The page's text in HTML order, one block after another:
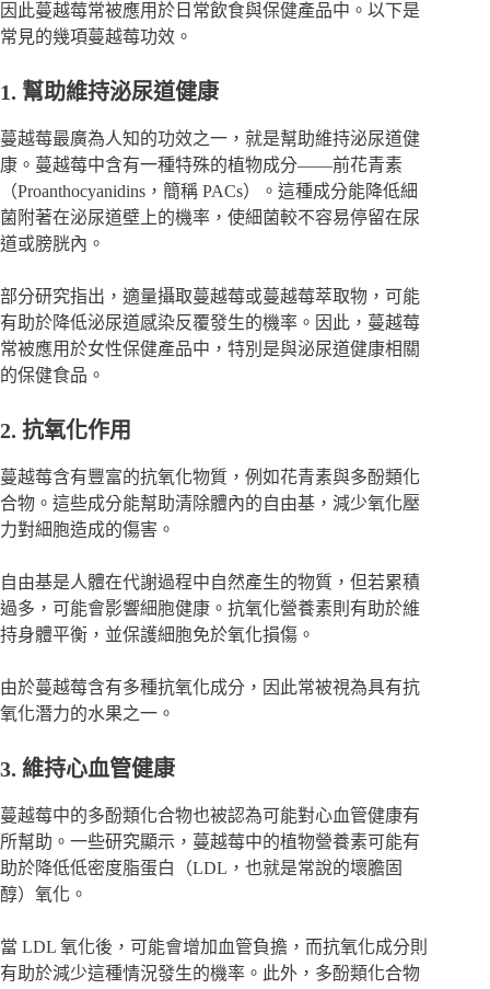
因此蔓越莓常被應用於日常飲食與保健產品中。以下是
常見的幾項蔓越莓功效。
1. 幫助維持泌尿道健康
蔓越莓最廣為人知的功效之一，就是幫助維持泌尿道健
康 。蔓越莓中含有一種特殊的植物成分——前花青素
（Proanthocyanidins，簡稱 PACs）
。這種成分能降低細
菌附著在泌尿道壁上的機率，使細菌較不容易停留在尿
道或膀胱內。
部分研究指出，適量攝取蔓越莓或蔓越莓萃取物，可能
有助於降低泌尿道感染反覆發生的機率。因此，蔓越莓
常被應用於女性保健產品中，特別是與泌尿道健康相關
的保健食品。
2. 抗氧化作用
蔓越莓含有豐富的抗氧化物質，例如花青素與多酚類化
合物。這些成分能幫助清除體內的自由基，減少氧化壓
力對細胞造成的傷害。
自由基是人體在代謝過程中自然產生的物質，但若累積
過多，可能會影響細胞健康。抗氧化營養素則有助於維
持身體平衡，並保護細胞免於氧化損傷。
由於蔓越莓含有多種抗氧化成分，因此常被視為具有抗
氧化潛力的水果之一。
3. 維持心血管健康
蔓越莓中的多酚類化合物也被認為可能對心血管健康有
所幫助。一些研究顯示，蔓越莓中的植物營養素可能有
助於降低低密度脂蛋白（LDL，也就是常說的壞膽固
醇）氧化。
當 LDL 氧化後，可能會增加血管負擔，而抗氧化成分則
有助於減少這種情況發生的機率。此外，多酚類化合物